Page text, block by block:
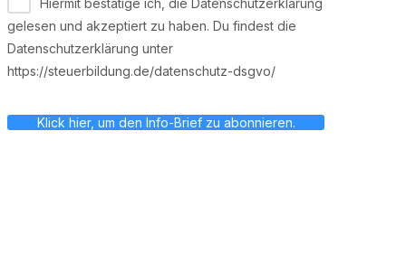
Hiermit bestätige ich, die Datenschutzerklärung
gelesen und akzeptiert zu haben. Du findest die
Datenschutzerklärung unter
https://steuerbildung.de/datenschutz-dsgvo/
Klick hier, um den Info-Brief zu abonnieren.